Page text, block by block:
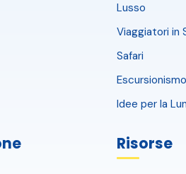
Lusso
Viaggiatori in
Safari
Idee per la
Risorse